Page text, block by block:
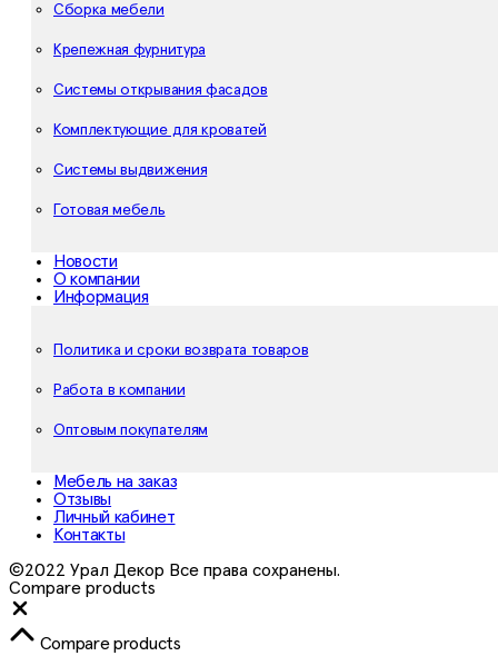
Сборка мебели
Крепежная фурнитура
Системы открывания фасадов
Комплектующие для кроватей
Системы выдвижения
Готовая мебель
Новости
О компании
Информация
Политика и сроки возврата товаров
Работа в компании
Оптовым покупателям
Мебель на заказ
Отзывы
Личный кабинет
Контакты
©2022 Урал Декор Все права сохранены.
Compare products
Compare products